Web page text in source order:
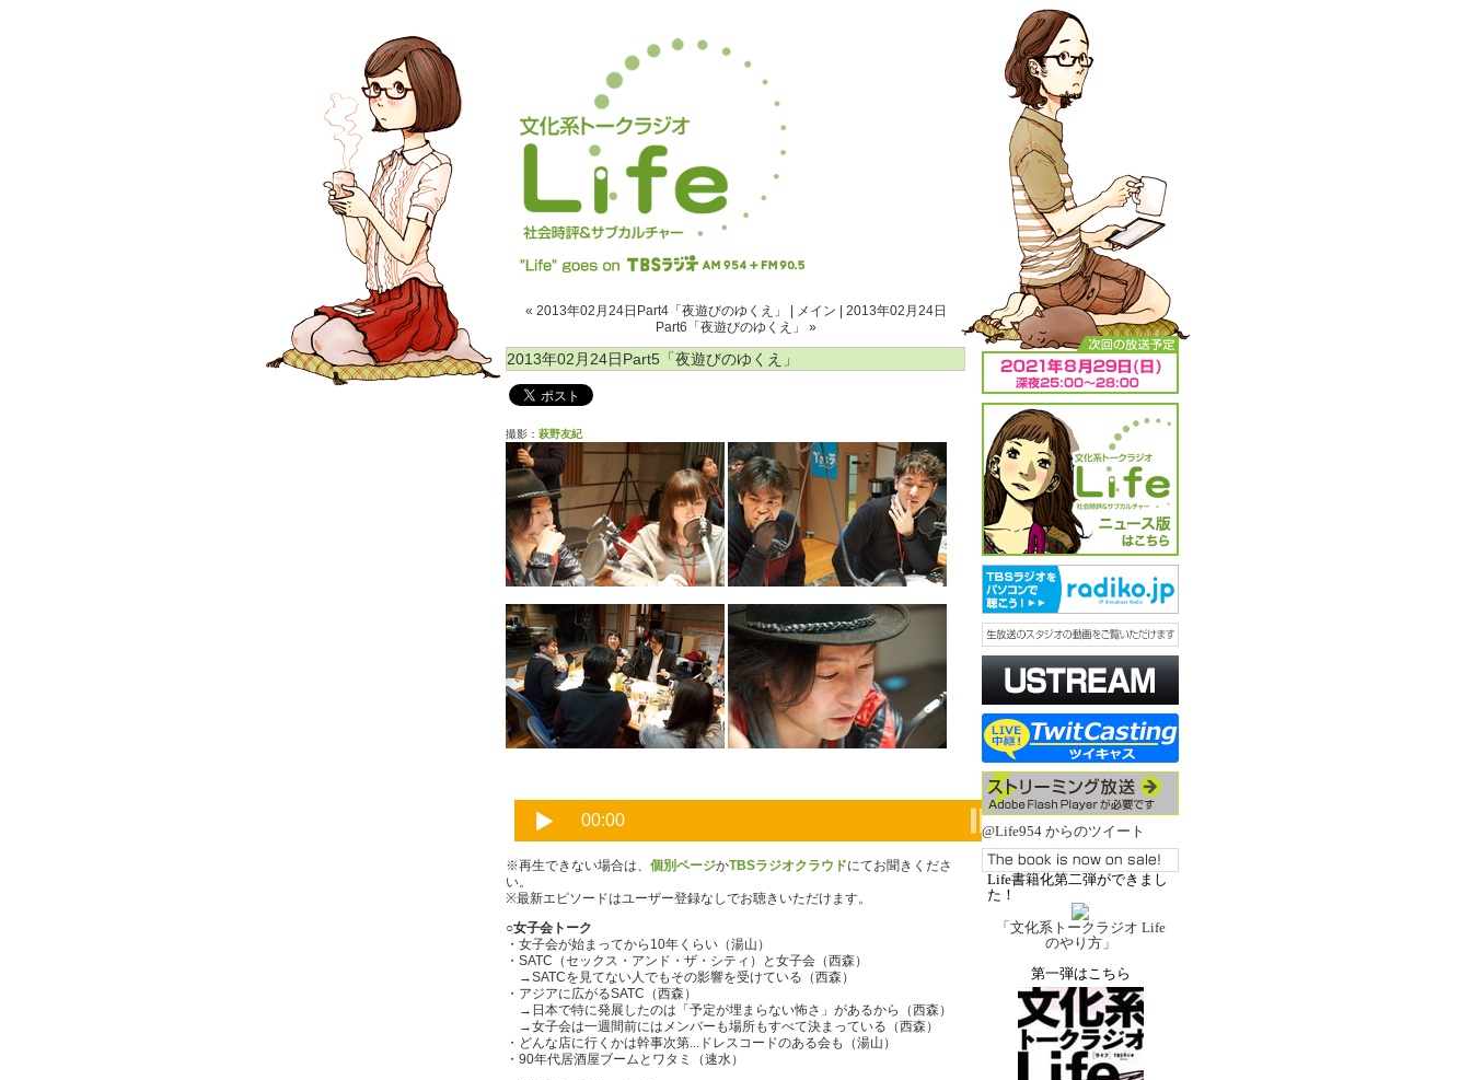
@Life954 からのツイート
Life書籍化第二弾ができまし
た！
「文化系トークラジオ Life
のやり方」
第一弾はこちら
« 2013年02月24日Part4「夜遊びのゆくえ」 メイン
2013年02月24日
Part6「夜遊びのゆくえ」 »
2013年02月24日Part5「夜遊びのゆくえ」
撮影： 萩野友紀
※再生できない場合は、 個別ページかTBSラジオクラウドにてお聞きくださ
い。
※最新エピソードはユーザー登録なしでお聴きいただけます。
○女子会トーク
・女子会が始まってから10年くらい（湯山）
・SATC（セックス・アンド・ザ・シティ）と女子会（西森）
→SATCを見てない人でもその影響を受けている（西森）
・アジアに広がるSATC（西森）
→日本で特に発展したのは「予定が埋まらない怖さ」があるから（西森）
→女子会は一週間前にはメンバーも場所もすべて決まっている（西森）
・どんな店に行くかは幹事次第...ドレスコードのある会も（湯山）
・90年代居酒屋ブームとワタミ（速水）